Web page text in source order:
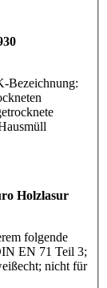
Bezeichnung:
Holzlasur
folgende
EN 71 Teil 3;
nicht für